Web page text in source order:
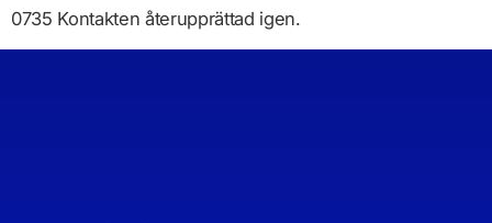
0735 Kontakten återupprättad igen.